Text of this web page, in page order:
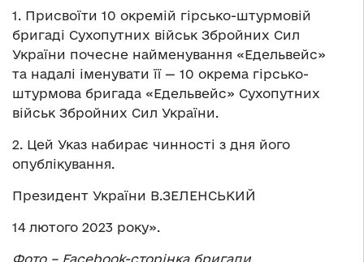
1. Присвоїти 10 окремій гірсько-штурмовій
бригаді Сухопутних військ Збройних Сил
України почесне найменування «Едельвейс»
та надалі іменувати її — 10 окрема гірсько-
штурмова бригада «Едельвейс» Сухопутних
військ Збройних Сил України.
2. Цей Указ набирає чинності з дня його
опублікування.
Президент України В.ЗЕЛЕНСЬКИЙ
14 лютого 2023 року».
Фото – Facebook-сторінка бригади